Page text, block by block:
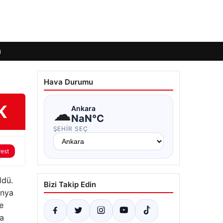
Hava Durumu
☁Ankara
NaN°C
ŞEHIR SEÇ
Bizi Takip Edin